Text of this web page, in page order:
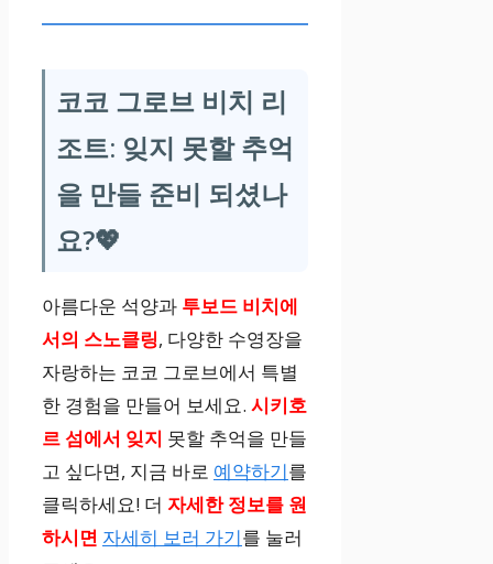
최신 운동 기구
키즈 클럽
어린이 프로그
램
기타 서비스
24시간 프런트,
룸 , 세탁, 셔틀,
렌터카
코코 그로브 비치 리
조트: 잊지 못할 추억
을 만들 준비 되셨나
요?💖
아름다운 석양과 투보드 비치에
서의 스노클링, 다양한 수영장을
자랑하는 코코 그로브에서 특별
한 경험을 만들어 보세요. 시키호
르 섬에서 잊지 못할 추억을 만들
고 싶다면, 지금 바로 예약하기를
클릭하세요! 더 자세한 정보를 원
하시면 자세히 보러 가기를 눌러